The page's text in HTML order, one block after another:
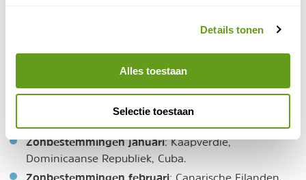
Details tonen
Alles toestaan
Selectie toestaan
Beste periode voor een zonvakantie
bestemmingen heb je de meeste zonzekerheid? Tips
per maand voor een leuke zonbestemming:
Zonbestemmingen januari: Kaapverdië,
Dominicaanse Republiek, Cuba.
Zonbestemmingen februari: Canarische Eilanden,